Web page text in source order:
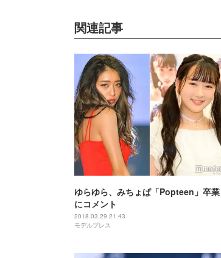
関連記事
ゆらゆら、みちょぱ「Popteen」卒業
にコメント
2018.03.29 21:43
モデルプレス